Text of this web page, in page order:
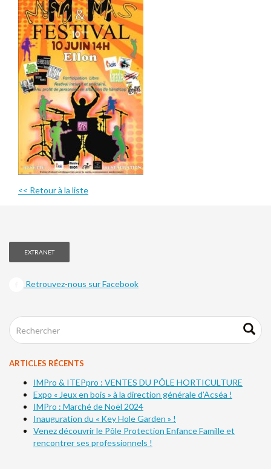
<< Retour à la liste
EXTRANET
Retrouvez-nous sur Facebook
ARTICLES RÉCENTS
IMPro & ITEPpro : VENTES DU PÔLE HORTICULTURE
Expo « Jeux en bois » à la direction générale d’Acséa !
IMPro : Marché de Noël 2024
Inauguration du « Key Hole Garden » !
Venez découvrir le Pôle Protection Enfance Famille et
rencontrer ses professionnels !